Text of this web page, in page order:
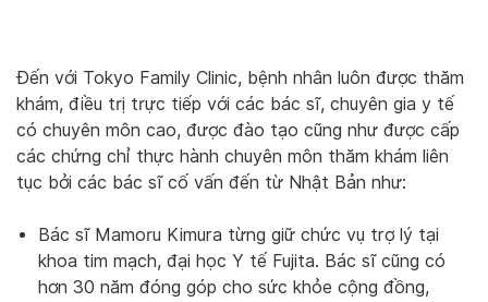
Đến với Tokyo Family Clinic, bệnh nhân luôn được thăm
khám, điều trị trực tiếp với các bác sĩ, chuyên gia y tế
có chuyên môn cao, được đào tạo cũng như được cấp
các chứng chỉ thực hành chuyên môn thăm khám liên
tục bởi các bác sĩ cố vấn đến từ Nhật Bản như:
Bác sĩ Mamoru Kimura từng giữ chức vụ trợ lý tại
khoa tim mạch, đại học Y tế Fujita. Bác sĩ cũng có
hơn 30 năm đóng góp cho sức khỏe cộng đồng,